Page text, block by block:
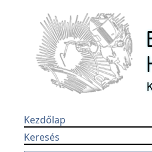
Kezdőlap
Keresés